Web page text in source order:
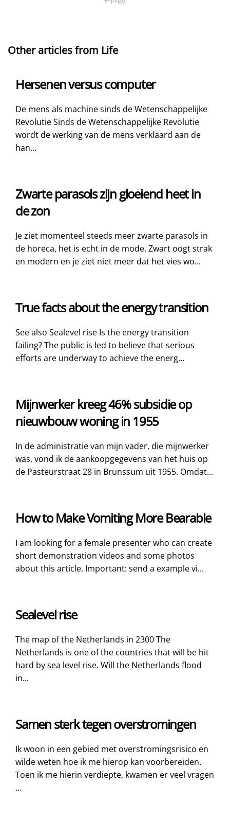
Other articles from Life
Hersenen versus computer
De mens als machine sinds de Wetenschappelijke
Revolutie Sinds de Wetenschappelijke Revolutie
wordt de werking van de mens verklaard aan de
han...
Zwarte parasols zijn gloeiend heet in
de zon
Je ziet momenteel steeds meer zwarte parasols in
de horeca, het is echt in de mode. Zwart oogt strak
en modern en je ziet niet meer dat het vies wo...
True facts about the energy transition
See also Sealevel rise Is the energy transition
failing? The public is led to believe that serious
efforts are underway to achieve the energ...
Mijnwerker kreeg 46% subsidie op
nieuwbouw woning in 1955
In de administratie van mijn vader, die mijnwerker
was, vond ik de aankoopgegevens van het huis op
de Pasteurstraat 28 in Brunssum uit 1955. Omdat...
How to Make Vomiting More Bearable
I am looking for a female presenter who can create
short demonstration videos and some photos
about this article. Important: send a example vi...
Sealevel rise
The map of the Netherlands in 2300 The
Netherlands is one of the countries that will be hit
hard by sea level rise. Will the Netherlands flood
in...
Samen sterk tegen overstromingen
Ik woon in een gebied met overstromingsrisico en
wilde weten hoe ik me hierop kan voorbereiden.
Toen ik me hierin verdiepte, kwamen er veel vragen
...